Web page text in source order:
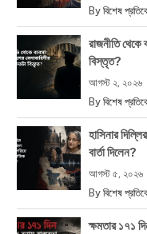
By বিশেষ
রাজনীতি থেকে
বিস্তৃত?
আগস্ট ২, ২০২৬
By বিশেষ
হাসিনার
বার্তা দিলেন?
আগস্ট ৫, ২০২৬
By বিশেষ
ক্ষমতার ১৭১